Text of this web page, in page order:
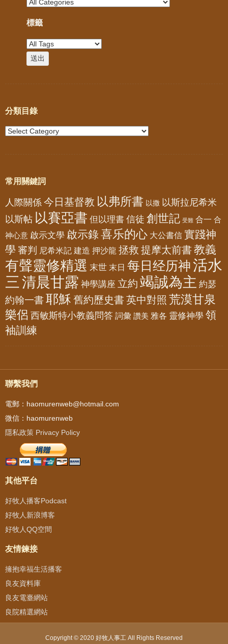
標籤
分類目錄
常用關鍵詞
人際關係 今日基督教 以弗所書 以撒 以斯拉尼希米
以斯帖 以賽亞書 但以理書 信徒 創世記 受難 合一 合
神心意 啟示文學 啟示錄喜乐的心 大公書信 實踐神
學 審判 尼希米記 建造 押沙龍 拯救 提摩太前書 教義
有聲靈修精選 末世 末日 每日经历神活水
三 清晨甘露 神學講座 立約 竭誠為主 約瑟
約翰一書耶穌 舊約歷史書 英中對照 荒漠甘泉
樂侶 西敏斯特小教義問答 詞彙 讚美 雅各 靈修神學 領
袖訓練
聯繫我們
電郵：haomurenweb@hotmail.com
微信：haomurenweb
隱私政策 Privacy Policy
其他平台
好牧人播客Podcast
好牧人新浪博客
好牧人QQ空間
友情鍊接
擁抱幸福生活播客
良友資料庫
良友電臺網站
良院精選網站
Copyright © 2020 好牧人事工 All Rights Reserved